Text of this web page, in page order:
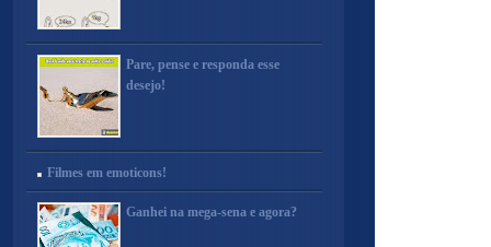
Pare, pense e responda esse
desejo!
Filmes em emoticons!
Ganhei na mega-sena e agora?